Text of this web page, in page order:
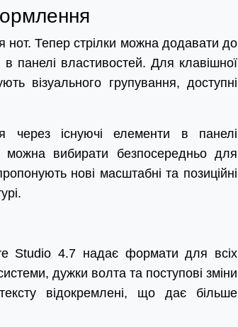
нот. Тепер стрілки можна додавати до
в панелі властивостей. Для клавішної
візуального групування, доступні
через існуючі елементи в панелі
можна вибирати безпосередньо для
нові масштабні та позиційні
Studio 4.7 надає формати для всіх
дужки волта та поступові зміни
відокремлені, що дає більше